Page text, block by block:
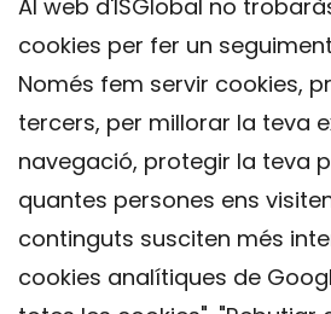
Al web d'ISGlobal no
cookies per fer un
Només fem servir cookies,
tercers, per millorar la teva
navegació, protegir la teva
quantes persones ens
continguts susciten més
cookies analítiques de